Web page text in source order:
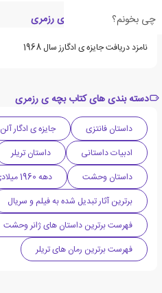
چی بخونم؟
ویژگی های کتاب بچه ی رزمری
نامزد دریافت جایزه ی ادگارز سال 1968
دسته بندی های کتاب بچه ی رزمری
داستان فانتزی جایزه ی ادگار
ادبیات داستانی
داستان تریلر
داستان وحشت
دهه 1960 میلادی
برترین آثار تبدیل شده به فیلم و سریال
فهرست برترین داستان های ژانر وحشت
فهرست برترین رمان های تریلر